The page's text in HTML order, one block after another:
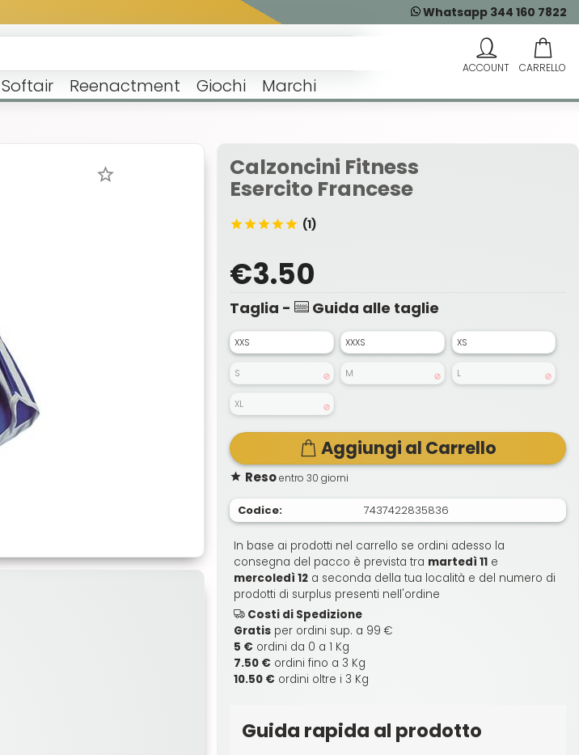
Whatsapp 344 160 7822
Softair Reenactment Giochi Marchi
Calzoncini Fitness
Esercito Francese
(1)
€3.50
Taglia - Guida alle taglie
XXS XXXS XS
S M L
XL
Aggiungi al Carrello
Resoentro 30 giorni
Codice: 7437422835836
In base ai prodotti nel carrello se ordini adesso la
consegna del pacco è prevista tra martedì 11 e
mercoledì 12 a seconda della tua località e del numero di
prodotti di surplus presenti nell'ordine
Costi di Spedizione
Gratis per ordini sup. a 99 €
5 € ordini da 0 a 1 Kg
7.50 € ordini fino a 3 Kg
10.50 € ordini oltre i 3 Kg
Guida rapida al prodotto